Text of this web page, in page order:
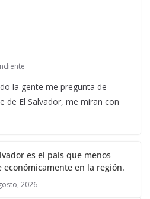
la gente me pregunta de
de El Salvador, me miran con
es el país que menos
económicamente en la región.
2026